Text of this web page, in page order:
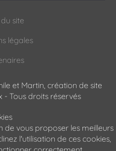
site
légales
et Martin, création de site
- Tous droits réservés
de vous proposer les meilleurs
l'utilisation de ces cookies,